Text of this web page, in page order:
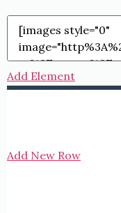
Add Element
Add New Row